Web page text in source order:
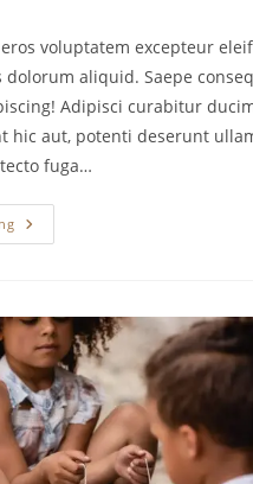
voluptatem excepteur
dolorum aliquid. Saepe
Adipisci curabitur
hic aut, potenti deserunt
fuga…
Fund
Raising